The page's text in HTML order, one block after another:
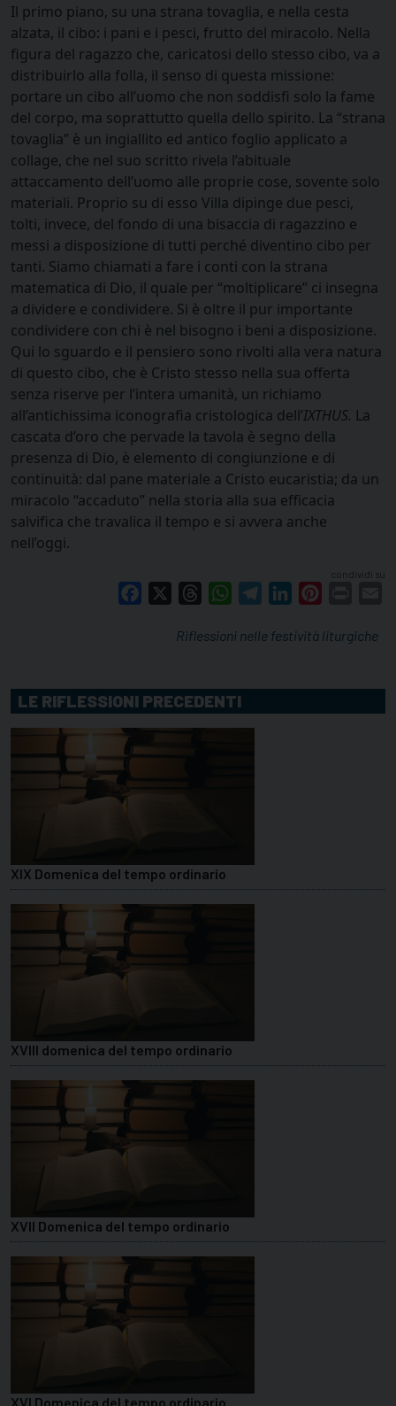
Il primo piano, su una strana tovaglia, e nella cesta
alzata, il cibo: i pani e i pesci, frutto del miracolo. Nella
figura del ragazzo che, caricatosi dello stesso cibo, va a
distribuirlo alla folla, il senso di questa missione:
portare un cibo all’uomo che non soddisfi solo la fame
del corpo, ma soprattutto quella dello spirito. La “strana
tovaglia” è un ingiallito ed antico foglio applicato a
collage, che nel suo scritto rivela l’abituale
attaccamento dell’uomo alle proprie cose, sovente solo
materiali. Proprio su di esso Villa dipinge due pesci,
tolti, invece, del fondo di una bisaccia di ragazzino e
messi a disposizione di tutti perché diventino cibo per
tanti. Siamo chiamati a fare i conti con la strana
matematica di Dio, il quale per “moltiplicare” ci insegna
a dividere e condividere. Si è oltre il pur importante
condividere con chi è nel bisogno i beni a disposizione.
Qui lo sguardo e il pensiero sono rivolti alla vera natura
di questo cibo, che è Cristo stesso nella sua offerta
senza riserve per l’intera umanità, un richiamo
all’antichissima iconografia cristologica dell’IXTHUS. La
cascata d’oro che pervade la tavola è segno della
presenza di Dio, è elemento di congiunzione e di
continuità: dal pane materiale a Cristo eucaristia; da un
miracolo “accaduto” nella storia alla sua efficacia
salvifica che travalica il tempo e si avvera anche
nell’oggi.
condividi su
Facebook ThreadsWhatsAppTelegramLinkedIn
Riflessioni nelle festività liturgiche
LE RIFLESSIONI PRECEDENTI
XIX Domenica del tempo ordinario
XVIII domenica del tempo ordinario
XVII Domenica del tempo ordinario
XVI Domenica del tempo ordinario